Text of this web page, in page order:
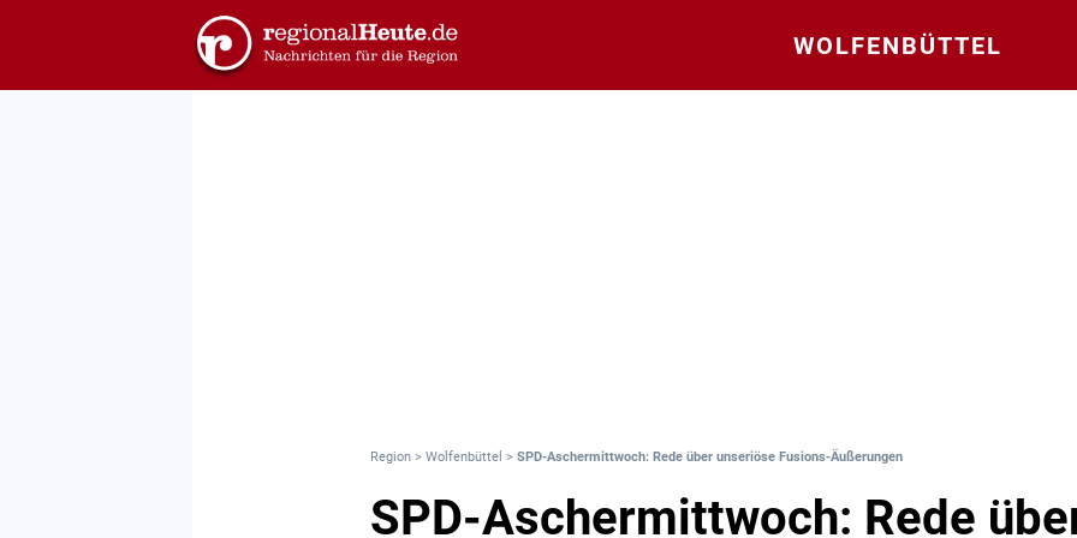
WOLFENBÜTTEL
Region > Wolfenbüttel > SPD-Aschermittwoch: Rede über unseriöse Fusions-Äußerungen
SPD-Aschermittwoch: Rede